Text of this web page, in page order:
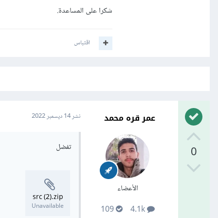
شكرا على المساعدة.
اقتباس
0
عمر قره محمد
الأعضاء
4.1k
109
نشر14 ديسمبر 2022
تفضل
src (2).zip
Unavailable